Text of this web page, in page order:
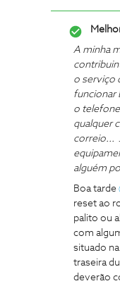
A minha
o serviço
funcionar
o
qualquer
correio...
alguém
Boa tarde ​
reset ao
palito ou
com
situado
traseira
deverão